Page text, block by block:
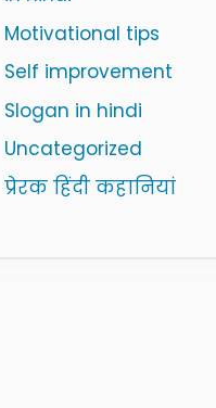
Motivational tips
Self improvement
Slogan in hindi
Uncategorized
प्रेरक हिंदी कहानियां